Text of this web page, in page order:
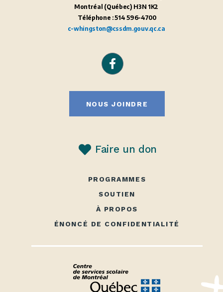
Montréal (Québec) H3N 1K2
Téléphone : 514 596-4700
c-whingston@cssdm.gouv.qc.ca
NOUS JOINDRE
Faire un don
PROGRAMMES
SOUTIEN
À PROPOS
ÉNONCÉ DE CONFIDENTIALITÉ